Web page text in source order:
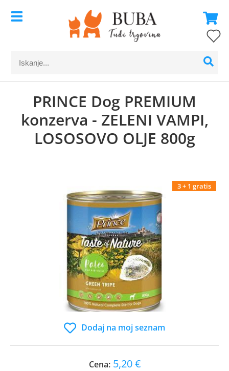
PRINCE Dog PREMIUM
konzerva - ZELENI VAMPI,
LOSOSOVO OLJE 800g
3 + 1 gratis
Dodaj na moj seznam
Cena: 5,20 €